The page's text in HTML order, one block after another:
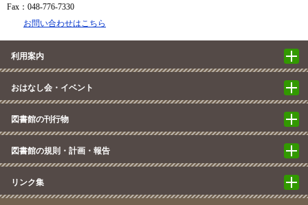
Fax：048-776-7330
お問い合わせはこちら
利用案内
おはなし会・イベント
図書館の刊行物
図書館の規則・計画・報告
リンク集